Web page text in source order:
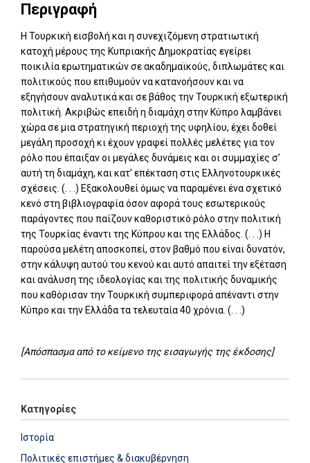
Περιγραφή
Η Τουρκική εισβολή και η συνεχιζόμενη στρατιωτική
κατοχή μέρους της Κυπριακής Δημοκρατίας εγείρει
ποικιλία ερωτηματικών σε ακαδημαϊκούς, διπλωμάτες και
πολιτικούς που επιθυμούν να κατανοήσουν και να
εξηγήσουν αναλυτικά και σε βάθος την Τουρκική εξωτερική
πολιτική. Ακριβώς επειδή η διαμάχη στην Κύπρο λαμβάνει
χώρα σε μια στρατηγική περιοχή της υφηλίου, έχει δοθεί
μεγάλη προσοχή κι έχουν γραφεί πολλές μελέτες για τον
ρόλο που έπαιξαν οι μεγάλες δυνάμεις και οι συμμαχίες σ’
αυτή τη διαμάχη, και κατ’ επέκταση στις Ελληνοτουρκικές
σχέσεις. (. . .) Εξακολουθεί όμως να παραμένει ένα σχετικό
κενό στη βιβλιογραφία όσον αφορά τους εσωτερικούς
παράγοντες που παίζουν καθοριστικό ρόλο στην πολιτική
της Τουρκίας έναντι της Κύπρου και της Ελλάδος. (. . .) Η
παρούσα μελέτη αποσκοπεί, στον βαθμό που είναι δυνατόν,
στην κάλυψη αυτού του κενού και αυτό απαιτεί την εξέταση
και ανάλυση της ιδεολογίας και της πολιτικής δυναμικής
που καθόρισαν την Τουρκική συμπεριφορά απέναντι στην
Κύπρο και την Ελλάδα τα τελευταία 40 χρόνια. (. . .)
[Απόσπασμα από το κείμενο της εισαγωγής της έκδοσης]
Κατηγορίες
Ιστορία
Πολιτικές επιστήμες & διακυβέρνηση